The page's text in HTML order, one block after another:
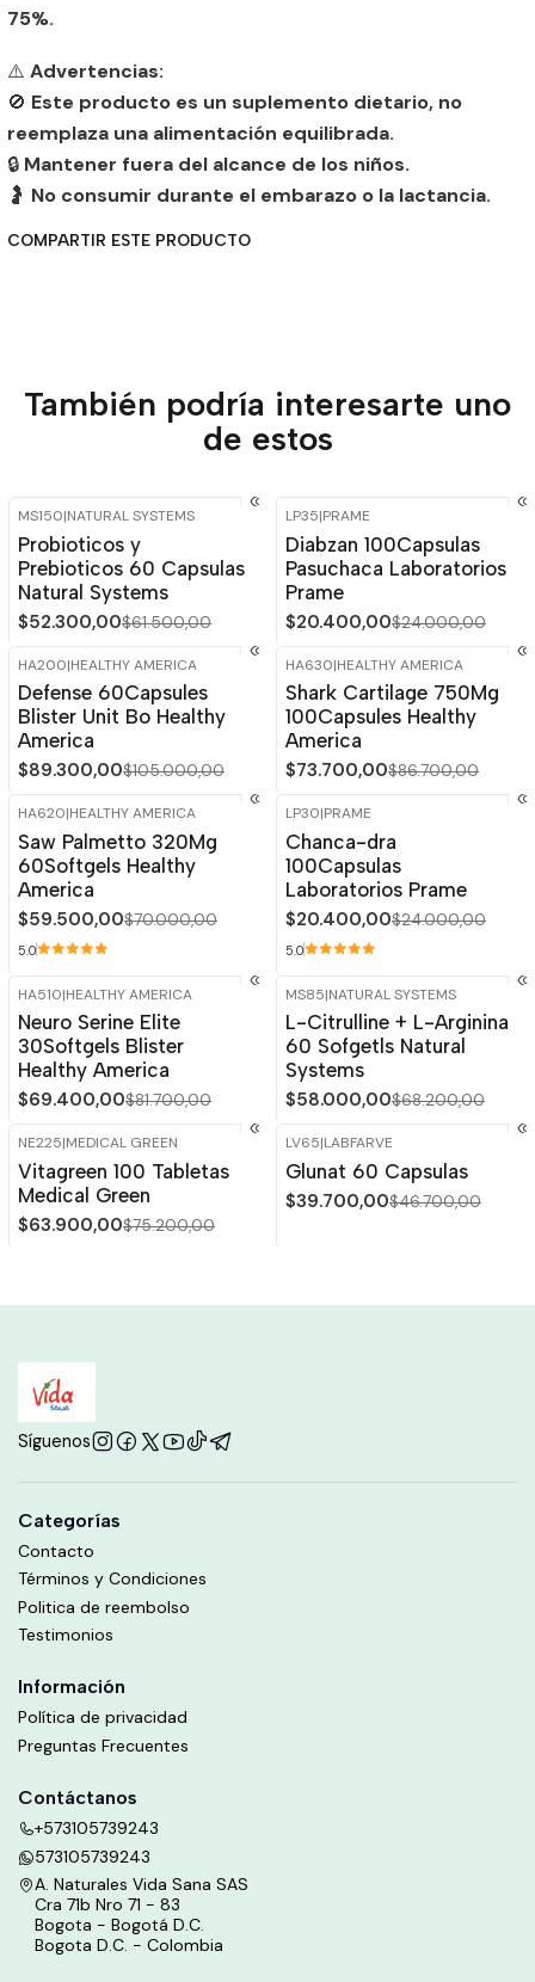
75%.
⚠️ Advertencias:
🚫 Este producto es un suplemento dietario, no
reemplaza una alimentación equilibrada.
🔒 Mantener fuera del alcance de los niños.
🤰 No consumir durante el embarazo o la lactancia.
COMPARTIR ESTE PRODUCTO
También podría interesarte uno
de estos
OFF
MS150|NATURAL SYSTEMS
Probioticos y
Prebioticos 60 Capsulas
Natural Systems
$52.300,00$61.500,00
-15%
LP35|PRAME
Diabzan 100Capsulas
Pasuchaca Laboratorios
Prame
$20.400,00$24.000,00
-15% OFF
HA200|HEALTHY AMERICA
Defense 60Capsules
Blister Unit Bo Healthy
America
$89.300,00$105.000,00
-15% OFF
HA630|HEALTHY AMERICA
Shark Cartilage 750Mg
100Capsules Healthy
America
$73.700,00$86.700,00
OFF
HA620|HEALTHY AMERICA
Saw Palmetto 320Mg
60Softgels Healthy
America
$59.500,00$70.000,00
5.0
-15%
LP30|PRAME
Chanca-dra
100Capsulas
Laboratorios Prame
$20.400,00$24.000,00
5.0
-15%OFF
HA510|HEALTHY AMERICA
Neuro Serine Elite
30Softgels Blister
Healthy America
$69.400,00$81.700,00
-15% OFF
MS85|NATURAL SYSTEMS
L-Citrulline + L-Arginina
60 Sofgetls Natural
Systems
$58.000,00$68.200,00
-15%
NE225|MEDICAL GREEN
Vitagreen 100 Tabletas
Medical Green
$63.900,00$75.200,00
-15%
Agotado
LV65|LABFARVE
Glunat 60 Capsulas
$39.700,00$46.700,00
Síguenos
Categorías
Contacto
Términos y Condiciones
Politica de reembolso
Testimonios
Información
Política de privacidad
Preguntas Frecuentes
Contáctanos
+573105739243
573105739243
A. Naturales Vida Sana SAS
Cra 71b Nro 71 - 83
Bogota - Bogotá D.C.
Bogota D.C. - Colombia